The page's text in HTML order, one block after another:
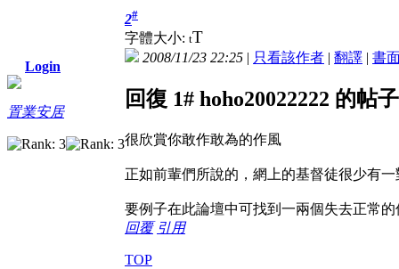
Login
置業安居
2#
字體大小: tT
2008/11/23 22:25 | 只看該作者 | 翻譯 | 書
回復 1# hoho20022222 的帖子
很欣賞你敢作敢為的作風
正如前輩們所說的，網上的基督徒很少有
要例子在此論壇中可找到一兩個失去正常
回覆 引用
TOP